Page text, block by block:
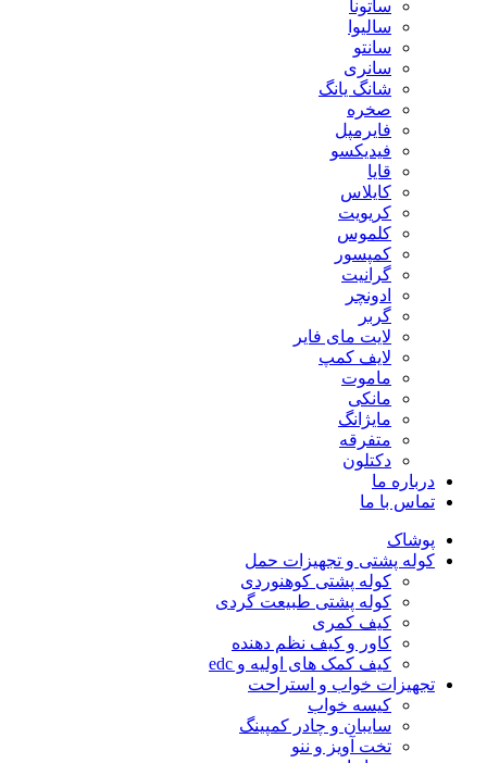
ساتونا
سالیوا
سانتو
سانری
شانگ یانگ
صخره
فایرمپل
فیدیکسو
قایا
کایلاس
کریویت
کلموس
کمپسور
گرانیت
ادونچر
گربر
لایت مای فایر
لایف کمپ
ماموت
مانکی
مایژانگ
متفرقه
دکتلون
درباره ما
تماس با ما
پوشاک
کوله پشتی و تجهیزات حمل
کوله پشتی کوهنوردی
کوله پشتی طبیعت گردی
کیف کمری
کاور و کیف نظم دهنده
کیف کمک های اولیه و edc
تجهیزات خواب و استراحت
کیسه خواب
سایبان و چادر کمپینگ
تخت آویز و ننو